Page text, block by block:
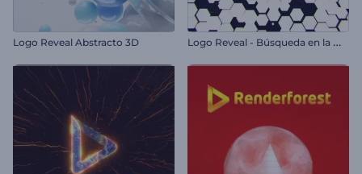
Logo Reveal Abstracto 3D L
ogo Reveal - Búsqueda en la Web